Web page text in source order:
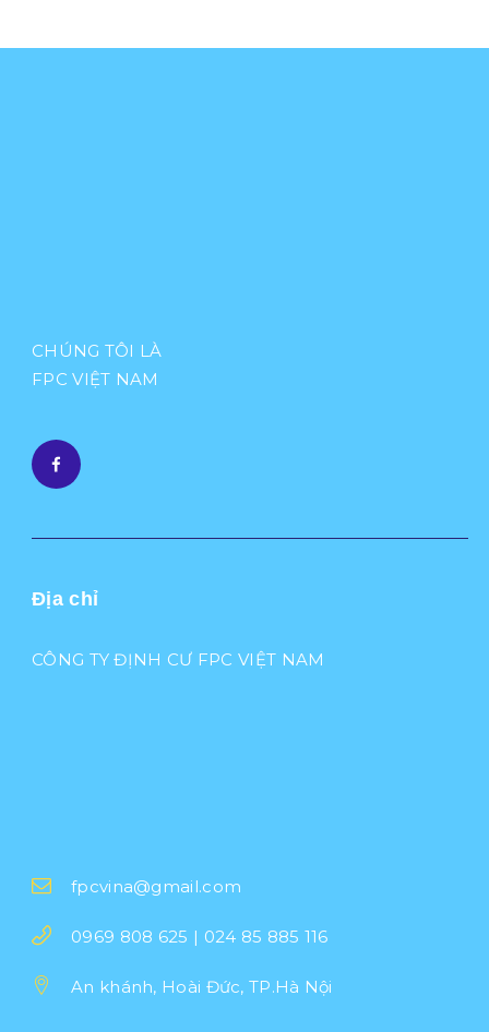
CHÚNG TÔI LÀ
FPC VIỆT NAM
Địa chỉ
CÔNG TY ĐỊNH CƯ FPC VIỆT NAM
fpcvina@gmail.com
0969 808 625 | 024 85 885 116
An khánh, Hoài Đức, TP.Hà Nội